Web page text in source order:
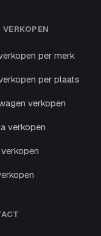
per merk
per plaats
verkopen
verkopen